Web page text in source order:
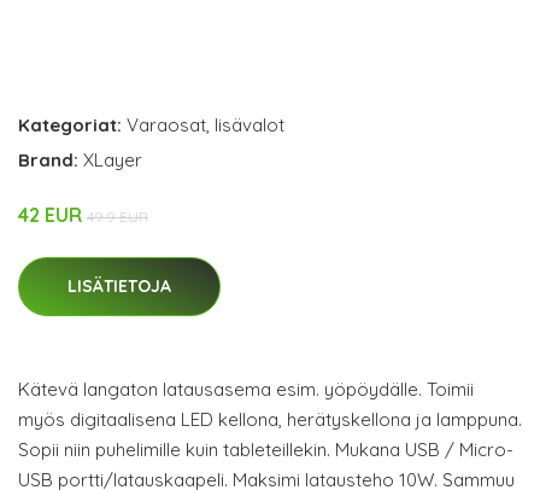
Kategoriat: Varaosat, lisävalot
Brand: XLayer
42 EUR 49.9 EUR
LISÄTIETOJA
Kätevä langaton latausasema esim. yöpöydälle. Toimii
myös digitaalisena LED kellona, herätyskellona ja lamppuna.
Sopii niin puhelimille kuin tableteillekin. Mukana USB / Micro-
USB portti/latauskaapeli. Maksimi latausteho 10W. Sammuu